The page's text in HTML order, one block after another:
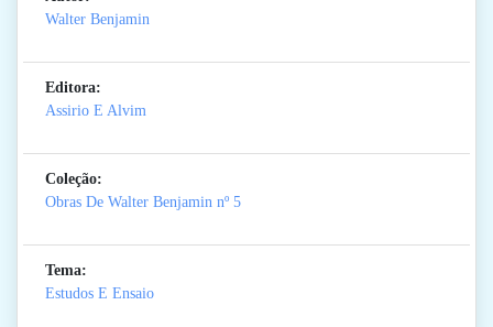
Walter Benjamin
Editora:
Assirio E Alvim
Coleção:
Obras De Walter Benjamin nº 5
Tema:
Estudos E Ensaio